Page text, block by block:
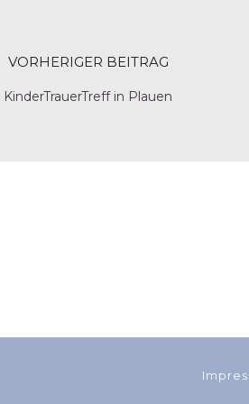
VORHERIGER BEITRAG
KinderTrauerTreff in Plauen